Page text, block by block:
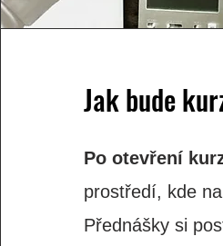
Jak bude
Po otevření
prostředí, kde
Přednášky si